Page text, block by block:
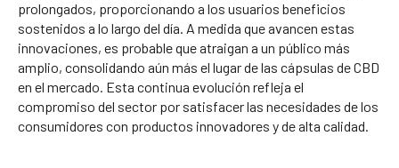
prolongados, proporcionando a los usuarios beneficios
sostenidos a lo largo del día. A medida que avancen estas
innovaciones, es probable que atraigan a un público más
amplio, consolidando aún más el lugar de las cápsulas de CBD
en el mercado. Esta continua evolución refleja el
compromiso del sector por satisfacer las necesidades de los
consumidores con productos innovadores y de alta calidad.